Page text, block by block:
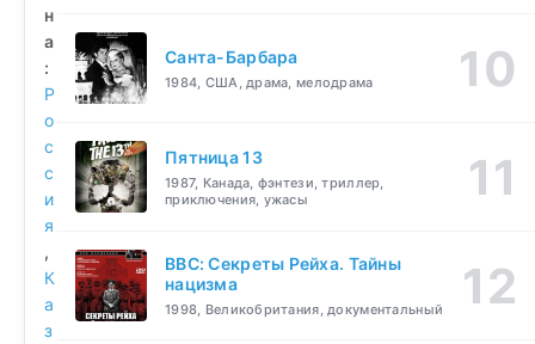
н
а
:
Р
о
с
с
и
я
,
К
а
з
Санта-Барбара
1984, США, драма, мелодрама
Пятница 13
1987, Канада, фэнтези, триллер,
приключения, ужасы
BBC: Секреты Рейха. Тайны
нацизма
1998, Великобритания, документальный